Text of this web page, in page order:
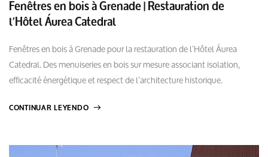
Fenêtres en bois à Grenade | Restauration de
l’Hôtel Áurea Catedral
Fenêtres en bois à Grenade pour la restauration de l’Hôtel Áurea
Catedral. Des menuiseries en bois sur mesure associant isolation,
efficacité énergétique et respect de l’architecture historique.
CONTINUAR LEYENDO